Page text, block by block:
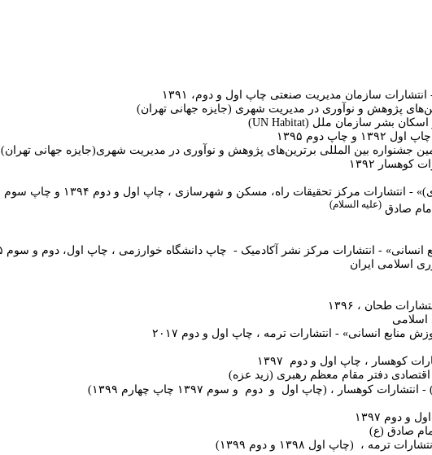
انتشارات سازمان مدیریت صنعتی چاپ اول و دوم، ۱۳۹۱
های پژوهش و نوآوری در مدیریت شهری (جایزه جهانی تهران)
بشر سازمان ملل (UN Habitat
)
دوم ۱۳۹۵
بین‌ المللی برترین‌های پژوهش و نوآوری در مدیریت شهری(جایزه جهانی تهران)
۱۳۹۲
تحقیقات راه، مسکن و شهرسازی ، چاپ اول و دوم ۱۳۹۴ و چاپ سوم ۱۳۹۵ و چاپ چهارم
صادق (علیه ‎السلام)
- انتشارات مرکز نشر آکادمیک - چاپ دانشگاه خوارزمی ، چاپ اول، دوم و سوم ۱۳۹۵
اسلامی ایران
طحان ، ۱۳۹۶
منابع انسانی» - انتشارات ترمه ، چاپ اول و دوم ۲۰۱۷
کوهسار ، چاپ اول و دوم
دفتر مقام معظم رهبری (زید عزه)
- انتشارات کوهسار ، (چاپ اول و دوم و سوم
و دوم ۱۳۹۷
صادق (ع)
ترمه ، (چاپ اول ۱۳۹۸ و دوم
۱۳۹۹)